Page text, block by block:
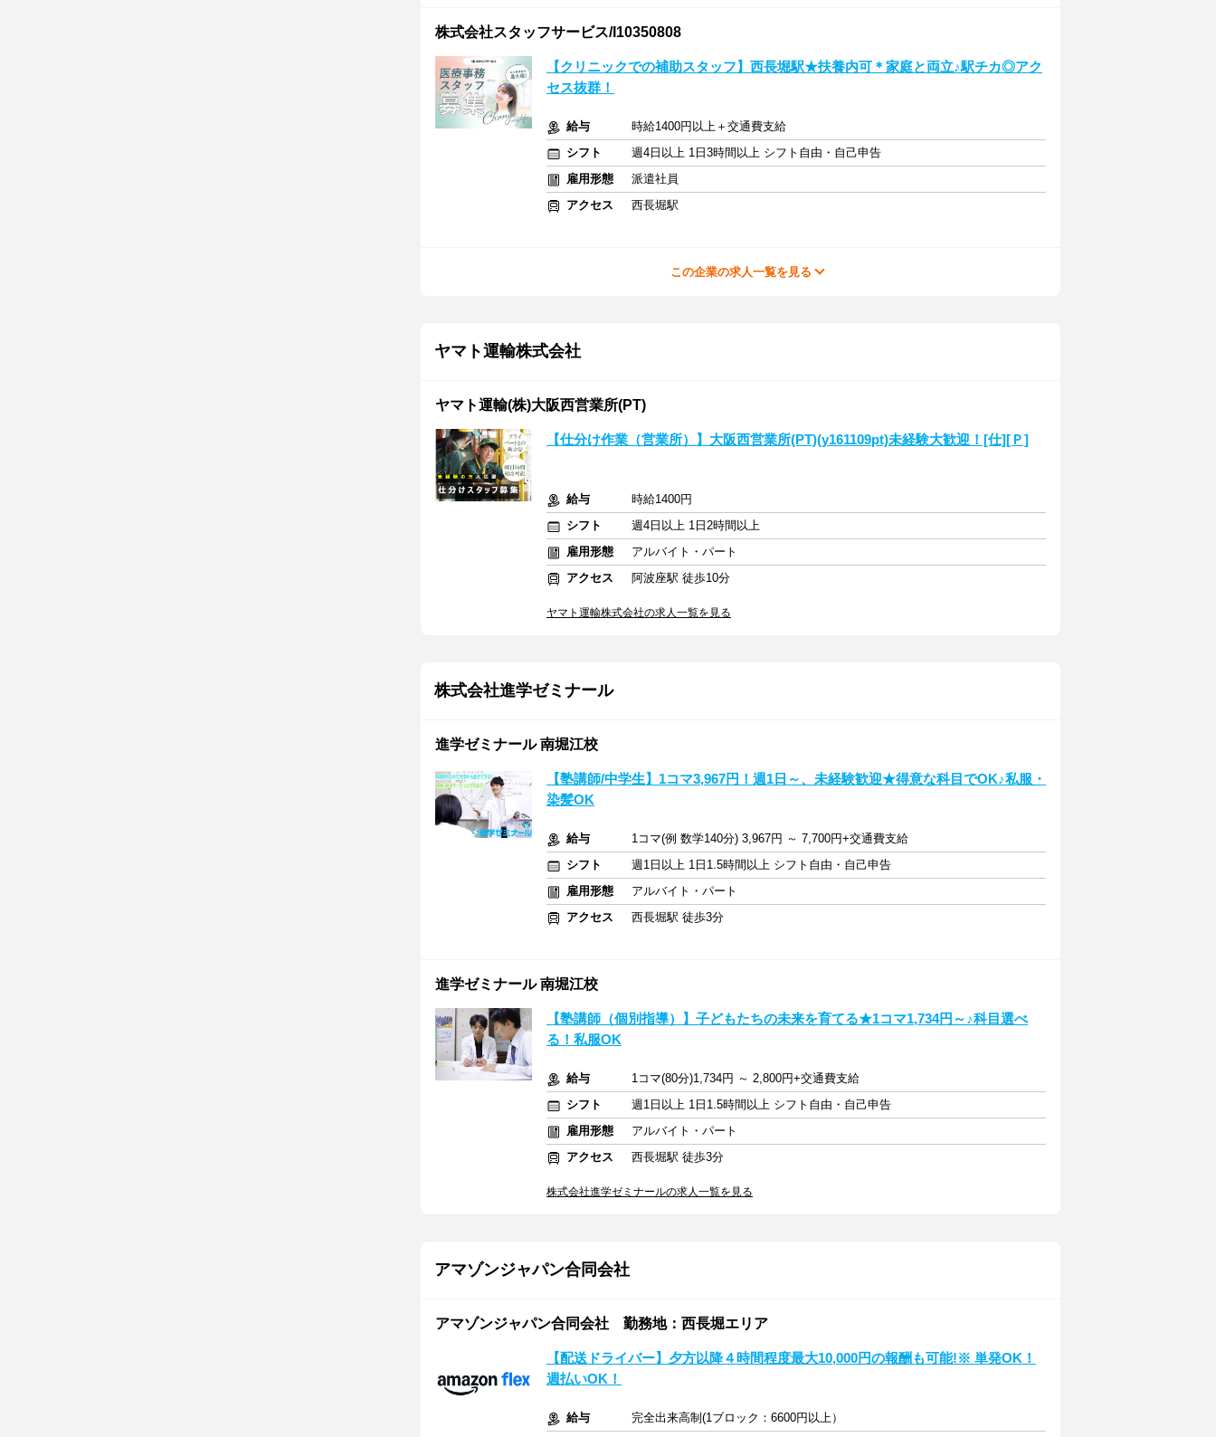
株式会社スタッフサービス/I10350808
【クリニックでの補助スタッフ】西長堀駅★扶養内可＊家庭と両立♪駅チカ◎アク
セス抜群！
給与
時給1400円以上＋交通費支給
シフト
週4日以上 1日3時間以上 シフト自由・自己申告
雇用形態
派遣社員
アクセス
西長堀駅
この企業の求人一覧を見る
ヤマト運輸株式会社
ヤマト運輸(株)大阪西営業所(PT)
【仕分け作業（営業所）】大阪西営業所(PT)(y161109pt)未経験大歓迎！[仕][Ｐ]
給与
時給1400円
シフト
週4日以上 1日2時間以上
雇用形態
アルバイト・パート
アクセス
阿波座駅 徒歩10分
ヤマト運輸株式会社の求人一覧を見る
株式会社進学ゼミナール
進学ゼミナール 南堀江校
【塾講師/中学生】1コマ3,967円！週1日～、未経験歓迎★得意な科目でOK♪私服・
染髪OK
給与
1コマ(例 数学140分) 3,967円 ～ 7,700円+交通費支給
シフト
週1日以上 1日1.5時間以上 シフト自由・自己申告
雇用形態
アルバイト・パート
アクセス
西長堀駅 徒歩3分
進学ゼミナール 南堀江校
【塾講師（個別指導）】子どもたちの未来を育てる★1コマ1,734円～♪科目選べ
る！私服OK
給与
1コマ(80分)1,734円 ～ 2,800円+交通費支給
シフト
週1日以上 1日1.5時間以上 シフト自由・自己申告
雇用形態
アルバイト・パート
アクセス
西長堀駅 徒歩3分
株式会社進学ゼミナールの求人一覧を見る
アマゾンジャパン合同会社
アマゾンジャパン合同会社 勤務地：西長堀エリア
【配送ドライバー】夕方以降４時間程度最大10,000円の報酬も可能!※ 単発OK！
週払いOK！
給与 完全出来高制(1ブロック：6600円以上）